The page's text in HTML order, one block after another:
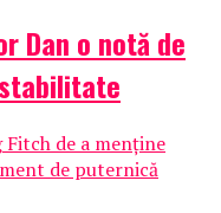
Dan o notă de
Fitch de a menține
de puternică